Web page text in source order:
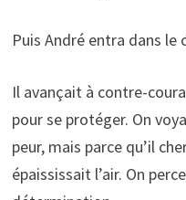
Puis André entra dans le
Il avançait à contre-
pour se protéger. On
peur, mais parce qu’il
épaississait l’air. On